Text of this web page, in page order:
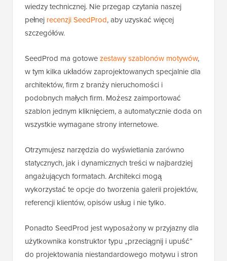
wiedzy technicznej. Nie przegap czytania naszej
pełnej recenzji SeedProd, aby uzyskać więcej
szczegółów.
SeedProd ma gotowezestawy szablonów motywów,
w tym kilka układów zaprojektowanych specjalnie dla
architektów, firm z branży nieruchomości i
podobnych małych firm. Możesz zaimportować
szablon jednym kliknięciem, a automatycznie doda on
wszystkie wymagane strony internetowe.
Otrzymujesz narzędzia do wyświetlania zarówno
statycznych, jak i dynamicznych treści w najbardziej
angażujących formatach. Architekci mogą
wykorzystać te opcje do tworzenia galerii projektów,
referencji klientów, opisów usług i nie tylko.
Ponadto SeedProd jest wyposażony w przyjazny dla
użytkownika konstruktor typu „przeciągnij i upuść”
do projektowania niestandardowego motywu i stron